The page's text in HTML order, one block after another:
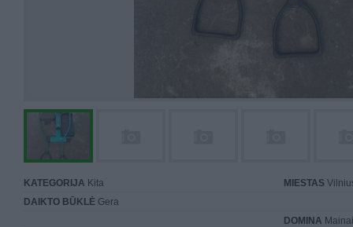
KATEGORIJA Kita MIESTAS
DAIKTO BŪKLĖ Gera
DOMINA